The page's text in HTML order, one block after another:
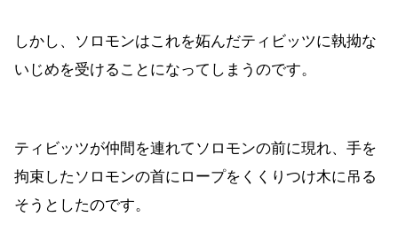
しかし、ソロモンはこれを妬んだティビッツに執拗な
いじめを受けることになってしまうのです。
ティビッツが仲間を連れてソロモンの前に現れ、手を
拘束したソロモンの首にロープをくくりつけ木に吊る
そうとしたのです。